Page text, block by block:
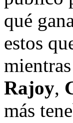
qué
estos
Rajoy,
más